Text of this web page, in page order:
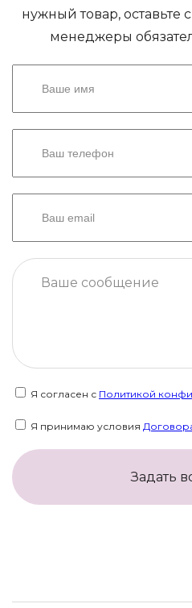
нужный товар, оставьте
менеджеры
Я согласен с Политикой
Я принимаю условия
Задать